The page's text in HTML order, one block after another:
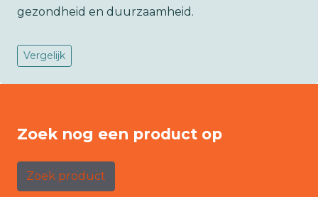
gezondheid en duurzaamheid.
Vergelijk
Zoek nog een product op
Zoek product